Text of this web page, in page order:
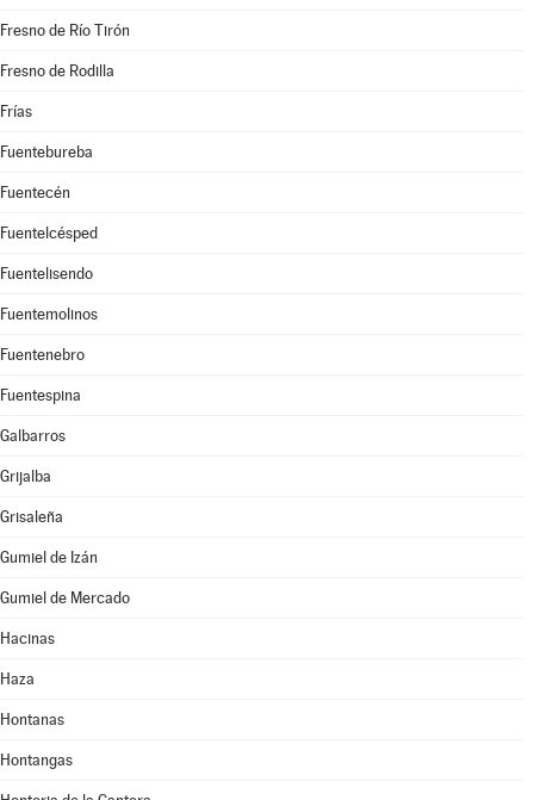
Fresno de Río Tirón
Fresno de Rodilla
Frías
Fuentebureba
Fuentecén
Fuentelcésped
Fuentelisendo
Fuentemolinos
Fuentenebro
Fuentespina
Galbarros
Grijalba
Grisaleña
Gumiel de Izán
Gumiel de Mercado
Hacinas
Haza
Hontanas
Hontangas